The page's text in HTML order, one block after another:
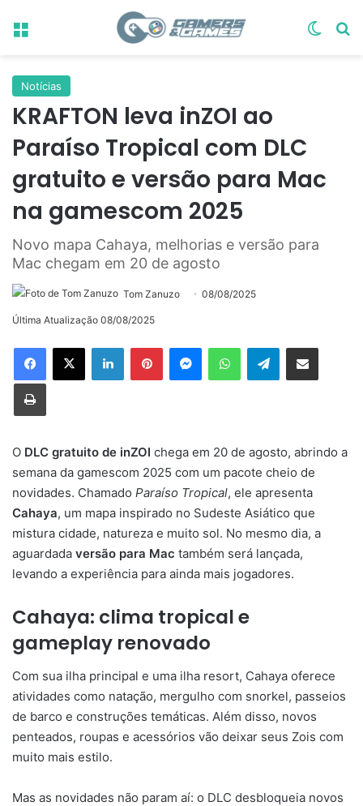
Menu
Notícias
KRAFTON leva inZOI ao
Paraíso Tropical com DLC
gratuito e versão para Mac
na gamescom 2025
Novo mapa Cahaya, melhorias e versão para
Mac chegam em 20 de agosto
Tom Zanuzo 08/08/2025
Última Atualização 08/08/2025
LinkedinPinterestMessengerWhatsAppTelegramCompartilhar via e-mail
Imprimir
O DLC gratuito de inZOI chega em 20 de agosto, abrindo a
semana da gamescom 2025 com um pacote cheio de
novidades. Chamado Paraíso Tropical, ele apresenta
Cahaya, um mapa inspirado no Sudeste Asiático que
mistura cidade, natureza e muito sol. No mesmo dia, a
aguardada versão para Mac também será lançada,
levando a experiência para ainda mais jogadores.
Cahaya: clima tropical e
gameplay renovado
Com sua ilha principal e uma ilha resort, Cahaya oferece
atividades como natação, mergulho com snorkel, passeios
de barco e construções temáticas. Além disso, novos
penteados, roupas e acessórios vão deixar seus Zois com
muito mais estilo.
Mas as novidades não param aí: o DLC desbloqueia novos